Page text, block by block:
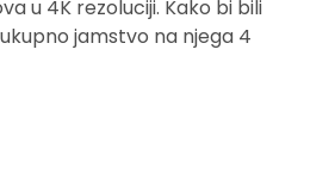
u 4K rezoluciji. Kako bi bili
jamstvo na njega 4